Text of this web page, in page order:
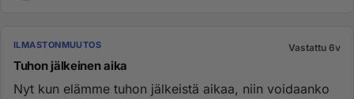
ILMASTONMUUTOS Vastattu 6v
Tuhon jälkeinen aika
Nyt kun elämme tuhon jälkeistä aikaa, niin voidaanko